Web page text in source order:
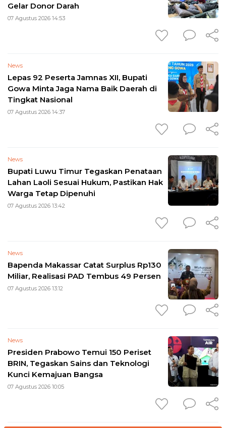
Gelar Donor Darah
07 Agustus 2026 14:53
News
Lepas 92 Peserta Jamnas XII, Bupati
Gowa Minta Jaga Nama Baik Daerah di
Tingkat Nasional
07 Agustus 2026 14:37
News
Bupati Luwu Timur Tegaskan Penataan
Lahan Laoli Sesuai Hukum, Pastikan Hak
Warga Tetap Dipenuhi
07 Agustus 2026 13:42
News
Bapenda Makassar Catat Surplus Rp130
Miliar, Realisasi PAD Tembus 49 Persen
07 Agustus 2026 13:12
News
Presiden Prabowo Temui 150 Periset
BRIN, Tegaskan Sains dan Teknologi
Kunci Kemajuan Bangsa
07 Agustus 2026 10:05